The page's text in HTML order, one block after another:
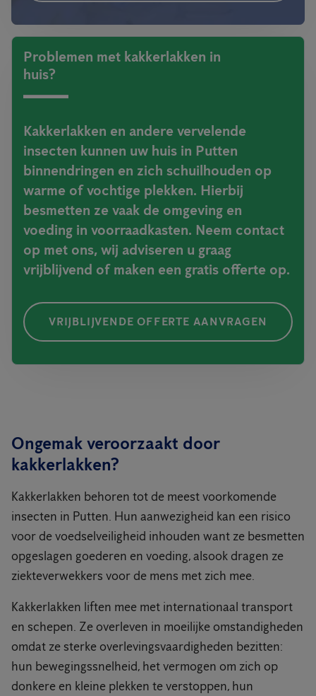
Problemen met kakkerlakken in
huis?
Kakkerlakken en andere vervelende
insecten kunnen uw huis in Putten
binnendringen en zich schuilhouden op
warme of vochtige plekken. Hierbij
besmetten ze vaak de omgeving en
voeding in voorraadkasten. Neem contact
op met ons, wij adviseren u graag
vrijblijvend of maken een gratis offerte op.
VRIJBLIJVENDE OFFERTE AANVRAGEN
Ongemak veroorzaakt door
kakkerlakken?
Kakkerlakken behoren tot de meest voorkomende
insecten in Putten. Hun aanwezigheid kan een risico
voor de voedselveiligheid inhouden want ze besmetten
opgeslagen goederen en voeding, alsook dragen ze
ziekteverwekkers voor de mens met zich mee.
Kakkerlakken liften mee met internationaal transport
en schepen. Ze overleven in moeilijke omstandigheden
omdat ze sterke overlevingsvaardigheden bezitten:
hun bewegingssnelheid, het vermogen om zich op
donkere en kleine plekken te verstoppen, hun